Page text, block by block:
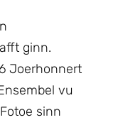
ginn.
Joerhonnert
vu
sinn